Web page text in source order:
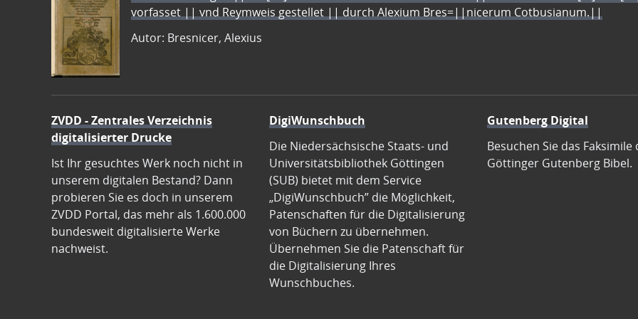
vorfasset || vnd Reymweis gestellet || durch Alexium Bres=||nicerum Cotbusianum.||
Autor: Bresnicer, Alexius
ZVDD - Zentrales Verzeichnis
digitalisierter Drucke
Ist Ihr gesuchtes Werk noch nicht in
unserem digitalen Bestand? Dann
probieren Sie es doch in unserem
ZVDD Portal, das mehr als 1.600.000
bundesweit digitalisierte Werke
nachweist.
DigiWunschbuch
Die Niedersächsische Staats- und
Universitätsbibliothek Göttingen
(SUB) bietet mit dem Service
„DigiWunschbuch” die Möglichkeit,
Patenschaften für die Digitalisierung
von Büchern zu übernehmen.
Übernehmen Sie die Patenschaft für
die Digitalisierung Ihres
Wunschbuches.
Gutenberg Digital
Besuchen Sie das Faksimile
Göttinger Gutenberg Bibel.